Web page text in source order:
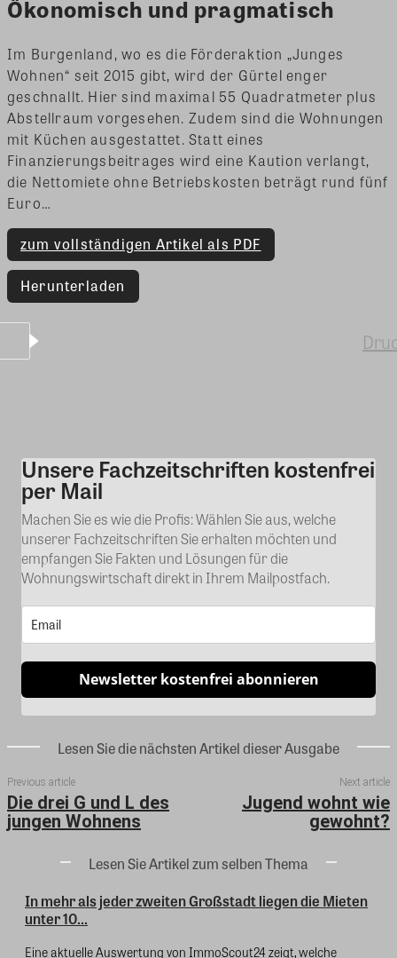
Ökonomisch und pragmatisch
Im Burgenland, wo es die Förderaktion „Junges
Wohnen“ seit 2015 gibt, wird der Gürtel enger
geschnallt. Hier sind maximal 55 Quadratmeter plus
Abstellraum vorgesehen. Zudem sind die Wohnungen
mit Küchen ausgestattet. Statt eines
Finanzierungsbeitrages wird eine Kaution verlangt,
die Nettomiete ohne Betriebskosten beträgt rund fünf
Euro…
zum vollständigen Artikel als PDF
Herunterladen
Kommentar
Unsere Fachzeitschriften kostenfrei
per Mail
Machen Sie es wie die Profis: Wählen Sie aus, welche
unserer Fachzeitschriften Sie erhalten möchten und
empfangen Sie Fakten und Lösungen für die
Wohnungswirtschaft direkt in Ihrem Mailpostfach.
Newsletter kostenfrei abonnieren
Lesen Sie die nächsten Artikel dieser Ausgabe
Previous article
Die drei G und L des
jungen Wohnens
Next article
Jugend wohnt wie
gewohnt?
Lesen Sie Artikel zum selben Thema
In mehr als jeder zweiten Großstadt liegen die Mieten
unter 10...
Eine aktuelle Auswertung von ImmoScout24 zeigt, welche